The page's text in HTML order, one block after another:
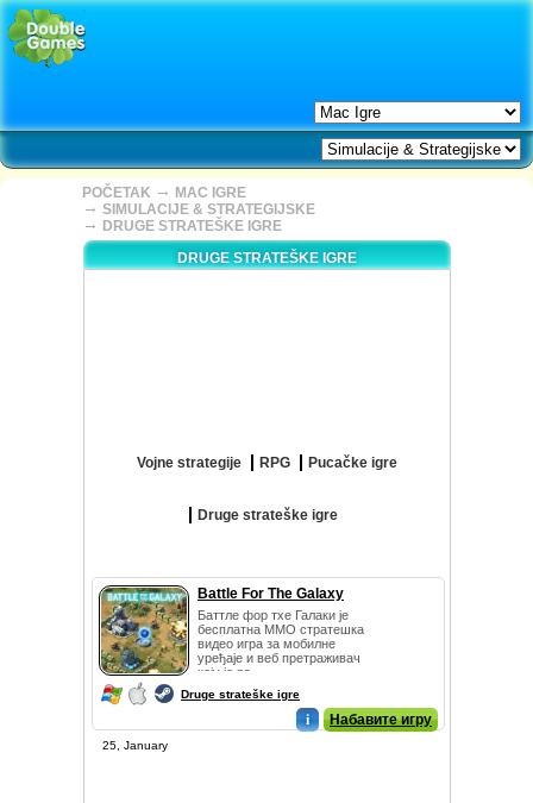
POČETAK → MAC IGRE
→ SIMULACIJE & STRATEGIJSKE
→ DRUGE STRATEŠKE IGRE
DRUGE STRATEŠKE IGRE
Vojne strategije RPG Pucačke igre
Druge strateške igre
Battle For The Galaxy
Баттле фор тхе Галаки је
бесплатна ММО стратешка
видео игра за мобилне
уређаје и веб претраживач
коју је ра...
Druge strateške igre
i Набавите игру
25, January